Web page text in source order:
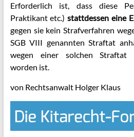
Erforderlich ist, dass diese
Praktikant etc.)stattdessen eine
gegen sie kein Strafverfahren
SGB VIII genannten Straftat
wegen einer solchen Straftat
worden ist.
von Rechtsanwalt Holger Klaus